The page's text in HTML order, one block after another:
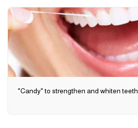
"Candy" to strengthen and whiten teeth